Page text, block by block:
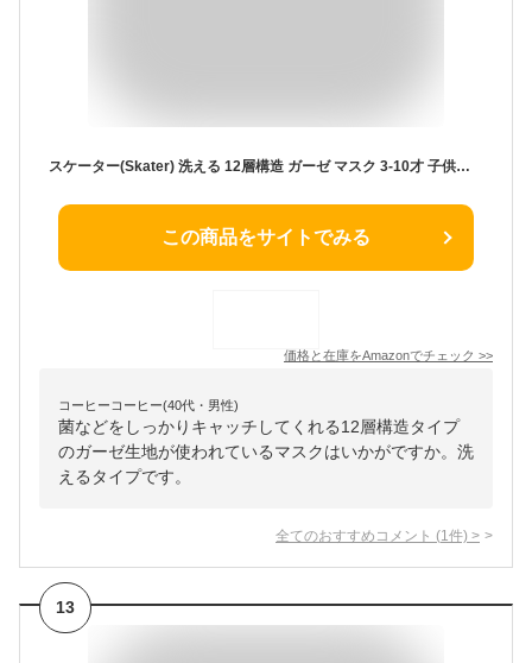
スケーター(Skater) 洗える 12層構造 ガーゼ マスク 3-10才 子供用 3枚入 抗菌 防臭 マイメロディ おやつタイム サンリオ 12×9cm MSKG1
この商品をサイトでみる
価格と在庫をAmazonでチェック >>
コーヒーコーヒー(40代・男性)
菌などをしっかりキャッチしてくれる12層構造タイプ
のガーゼ生地が使われているマスクはいかがですか。洗
えるタイプです。
全てのおすすめコメント (1 件) >
13